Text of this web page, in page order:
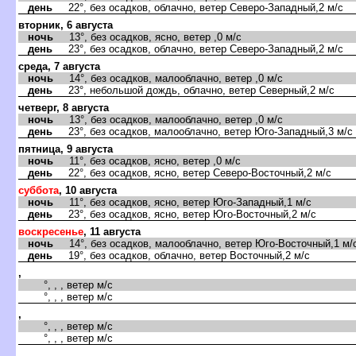
день 22°, без осадков, облачно, ветер Северо-Западный,2 м/с
вторник, 6 августа
ночь 13°, без осадков, ясно, ветер ,0 м/с
день 23°, без осадков, облачно, ветер Северо-Западный,2 м/с
среда, 7 августа
ночь 14°, без осадков, малооблачно, ветер ,0 м/с
день 23°, небольшой дождь, облачно, ветер Северный,2 м/с
четверг, 8 августа
ночь 13°, без осадков, малооблачно, ветер ,0 м/с
день 23°, без осадков, малооблачно, ветер Юго-Западный,3 м/с
пятница, 9 августа
ночь 11°, без осадков, ясно, ветер ,0 м/с
день 22°, без осадков, ясно, ветер Северо-Восточный,2 м/с
суббота, 10 августа
ночь 11°, без осадков, ясно, ветер Юго-Западный,1 м/с
день 23°, без осадков, ясно, ветер Юго-Восточный,2 м/с
воскресенье, 11 августа
ночь 14°, без осадков, малооблачно, ветер Юго-Восточный,1 м/
день 19°, без осадков, облачно, ветер Восточный,2 м/с
,
°, , , ветер м/с
°, , , ветер м/с
,
°, , , ветер м/с
°, , , ветер м/с